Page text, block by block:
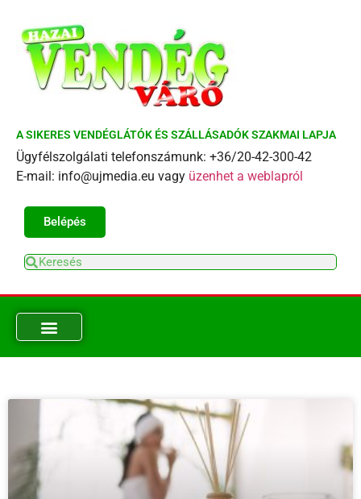
A SIKERES VENDÉGLÁTÓK ÉS SZÁLLÁSADÓK SZAKMAI LAPJA
Ügyfélszolgálati telefonszámunk: +36/20-42-300-42
E-mail: info@ujmedia.eu vagy üzenhet a weblapról
Belépés